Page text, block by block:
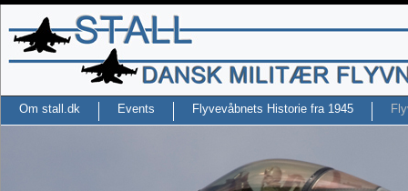
Om stall.dk Events Flyvevåbnets Historie fra 1945